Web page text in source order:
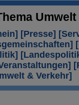
Umwelt
[Presse]
& Verkehr]